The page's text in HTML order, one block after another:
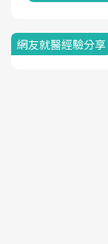
網友就醫經驗分享